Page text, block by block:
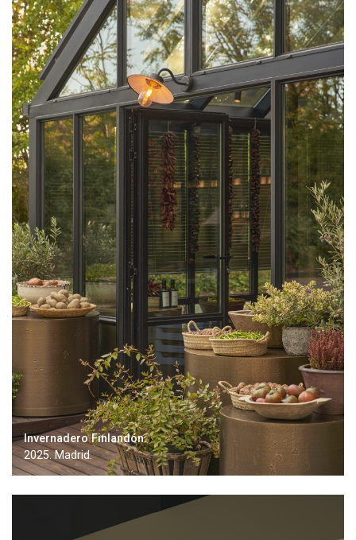
Invernadero Finlandón.
2025. Madrid.